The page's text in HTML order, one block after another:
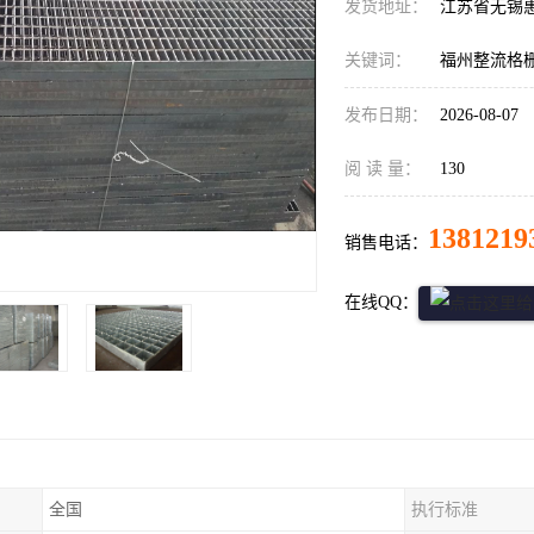
发货地址： 江苏省无锡
关键词： 福州整流格
发布日期： 2026-08-07
阅 读 量： 130
销售电话：
在线QQ：
全国 执行标准